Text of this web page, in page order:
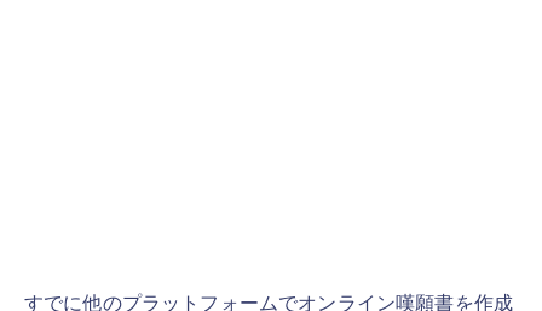
すでに他のプラットフォームでオンライン嘆願書を作成